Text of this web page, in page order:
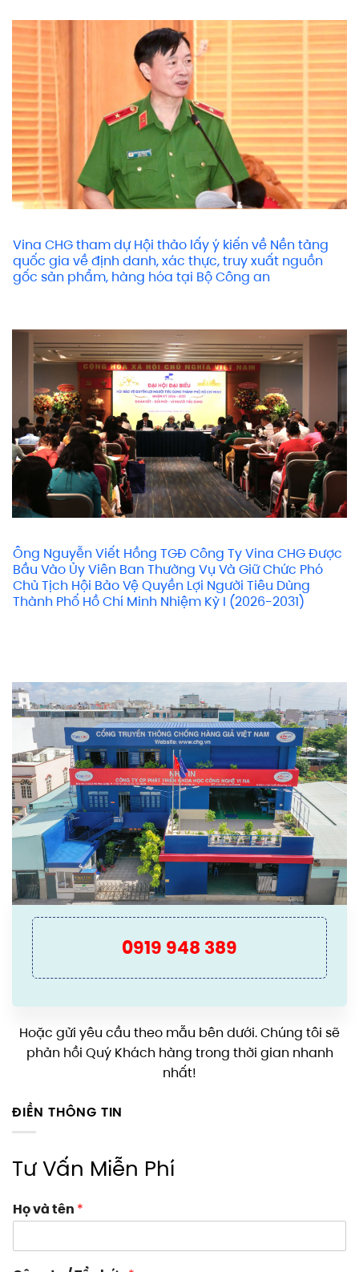
Vina CHG tham dự Hội thảo lấy ý kiến về Nền tảng
quốc gia về định danh, xác thực, truy xuất nguồn
gốc sản phẩm, hàng hóa tại Bộ Công an
Ông Nguyễn Viết Hồng TGĐ Công Ty Vina CHG Được
Bầu Vào Ủy Viên Ban Thường Vụ Và Giữ Chức Phó
Chủ Tịch Hội Bảo Vệ Quyền Lợi Người Tiêu Dùng
Thành Phố Hồ Chí Minh Nhiệm Kỳ I (2026-2031)
0919 948 389
Hoặc gửi yêu cầu theo mẫu bên dưới. Chúng tôi sẽ
phản hồi Quý Khách hàng trong thời gian nhanh
nhất!
ĐIỀN THÔNG TIN
Tư Vấn Miễn Phí
Họ và tên *